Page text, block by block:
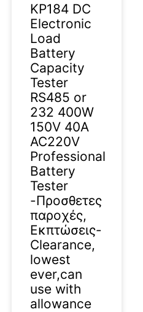
KP184 DC
Electronic
Load
Battery
Capacity
Tester
RS485 or
232 400W
150V 40A
AC220V
Professional
Battery
Tester
-Προσθετες
παροχές,
Εκπτώσεις-
Clearance,
lowest
ever,can
use with
allowance